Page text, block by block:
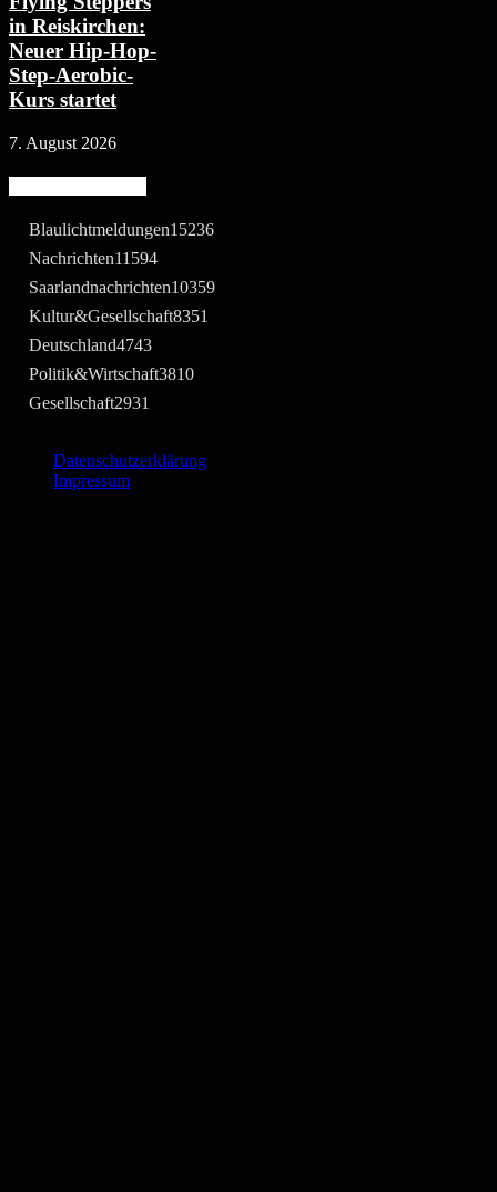
in Reiskirchen:
Neuer Hip-Hop-
Step-Aerobic-
Kurs startet
7. August 2026
Blaulichtmeldungen15236
Nachrichten11594
Saarlandnachrichten10359
Kultur&Gesellschaft8351
Deutschland4743
Politik&Wirtschaft3810
Gesellschaft2931
Datenschutzerklärung
Impressum